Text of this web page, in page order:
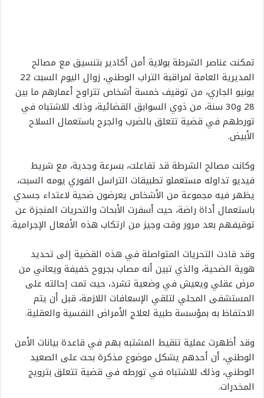
تمكنت عناصر الشرطة بولاية أمن أكادير بتنسيق مع مصالح
المديرية العامة لمراقبة التراب الوطني، زوال اليوم السبت 22
يونيو الجاري، من توقيف خمسة أشخاص تتراوح أعمارهم ما بين
28 و30 سنة، من ذوي السوابق القضائية، وذلك للاشتباه في
تورطهم في قضية تتعلق بالضرب والجرح باستعمال السلاح
الأبيض.
وكانت مصالح الشرطة قد تفاعلت، بسرعة وجدية، مع شريط
فيديو تداوله مستعملو تطبيقات التراسل الفوري يومه السبت،
يظهر فيه مجموعة من الأشخاص يعرضون ضحية لاعتداء جسدي
باستعمال أداة راضة، حيث أسفرت الأبحاث والتحريات المنجزة عن
توقيفهم بعد مرور وقت وجيز من ارتكاب هذه الأفعال الإجرامية.
وقد قادت التحريات المتواصلة في هذه القضية إلى تحديد
هوية الضحية، والذي تبين أنه مصاب بجروح خفيفة ويعاني من
مرض عقلي ويعيش في وضعية تشرد، حيث تمت إحالته على
المستشفى المحلي لتلقي الإسعافات اللازمة، قبل أن يتم
الاحتفاظ به بمؤسسة طبية لعلاج الأمراض النفسية والعقلية.
وقد أظهرت عملية تنقيط المشتبه بهم في قاعدة بيانات الأمن
الوطني، أن أحدهم يشكل موضوع مذكرة بحث على الصعيد
الوطني، وذلك للاشتباه في تورطه في قضية تتعلق بترويج
المخدرات.